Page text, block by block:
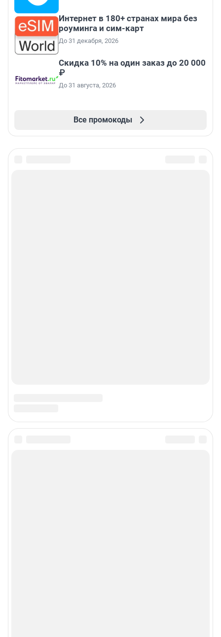
Интернет в 180+ странах мира без
роуминга и сим-карт
До 31 декабря, 2026
Скидка 10% на один заказ до 20 000
₽
До 31 августа, 2026
Все промокоды